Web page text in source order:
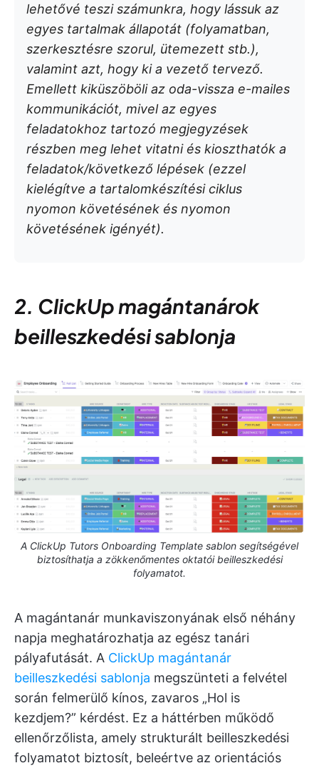
lehetővé teszi számunkra, hogy lássuk az
egyes tartalmak állapotát (folyamatban,
szerkesztésre szorul, ütemezett stb.),
valamint azt, hogy ki a vezető tervező.
Emellett kiküszöböli az oda-vissza e-mailes
kommunikációt, mivel az egyes
feladatokhoz tartozó megjegyzések
részben meg lehet vitatni és kioszthatók a
feladatok/következő lépések (ezzel
kielégítve a tartalomkészítési ciklus
nyomon követésének és nyomon
követésének igényét).
2. ClickUp magántanárok
beilleszkedési sablonja
A ClickUp Tutors Onboarding Template sablon segítségével
biztosíthatja a zökkenőmentes oktatói beilleszkedési
folyamatot.
A magántanár munkaviszonyának első néhány
napja meghatározhatja az egész tanári
pályafutását. A ClickUp magántanár
beilleszkedési sablonja megszünteti a felvétel
során felmerülő kínos, zavaros „Hol is
kezdjem?” kérdést. Ez a háttérben működő
ellenőrzőlista, amely strukturált beilleszkedési
folyamatot biztosít, beleértve az orientációs